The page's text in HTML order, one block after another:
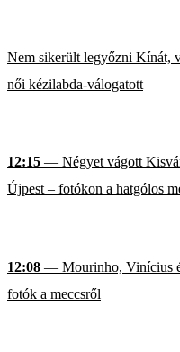
Nem sikerült legyőzni Kínát,
női kézilabda-válogatott
12:15 — Négyet vágott
Újpest – fotókon a hatgólos
12:08 — Mourinho, Vinícius
fotók a meccsről